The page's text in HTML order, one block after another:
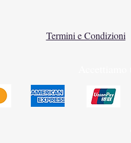
Termini e Condizioni